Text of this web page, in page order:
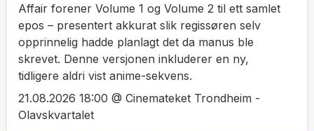
Affair forener Volume 1 og Volume 2 til ett samlet
epos – presentert akkurat slik regissøren selv
opprinnelig hadde planlagt det da manus ble
skrevet. Denne versjonen inkluderer en ny,
tidligere aldri vist anime-sekvens.
21.08.2026 18:00 @ Cinemateket Trondheim -
Olavskvartalet